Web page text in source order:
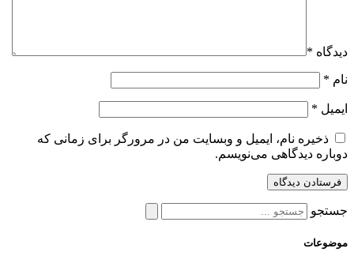
دیدگاه *
نام *
ایمیل *
ذخیره نام، ایمیل و وبسایت من در مرورگر برای زمانی که
دوباره دیدگاهی می‌نویسم.
جستجو
موضوعات